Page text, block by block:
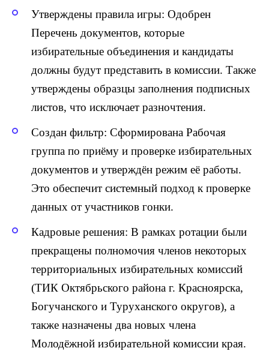
Утверждены правила игры: Одобрен
Перечень документов, которые
избирательные объединения и кандидаты
должны будут представить в комиссии. Также
утверждены образцы заполнения подписных
листов, что исключает разночтения.
Создан фильтр: Сформирована Рабочая
группа по приёму и проверке избирательных
документов и утверждён режим её работы.
Это обеспечит системный подход к проверке
данных от участников гонки.
Кадровые решения: В рамках ротации были
прекращены полномочия членов некоторых
территориальных избирательных комиссий
(ТИК Октябрьского района г. Красноярска,
Богучанского и Туруханского округов), а
также назначены два новых члена
Молодёжной избирательной комиссии края.